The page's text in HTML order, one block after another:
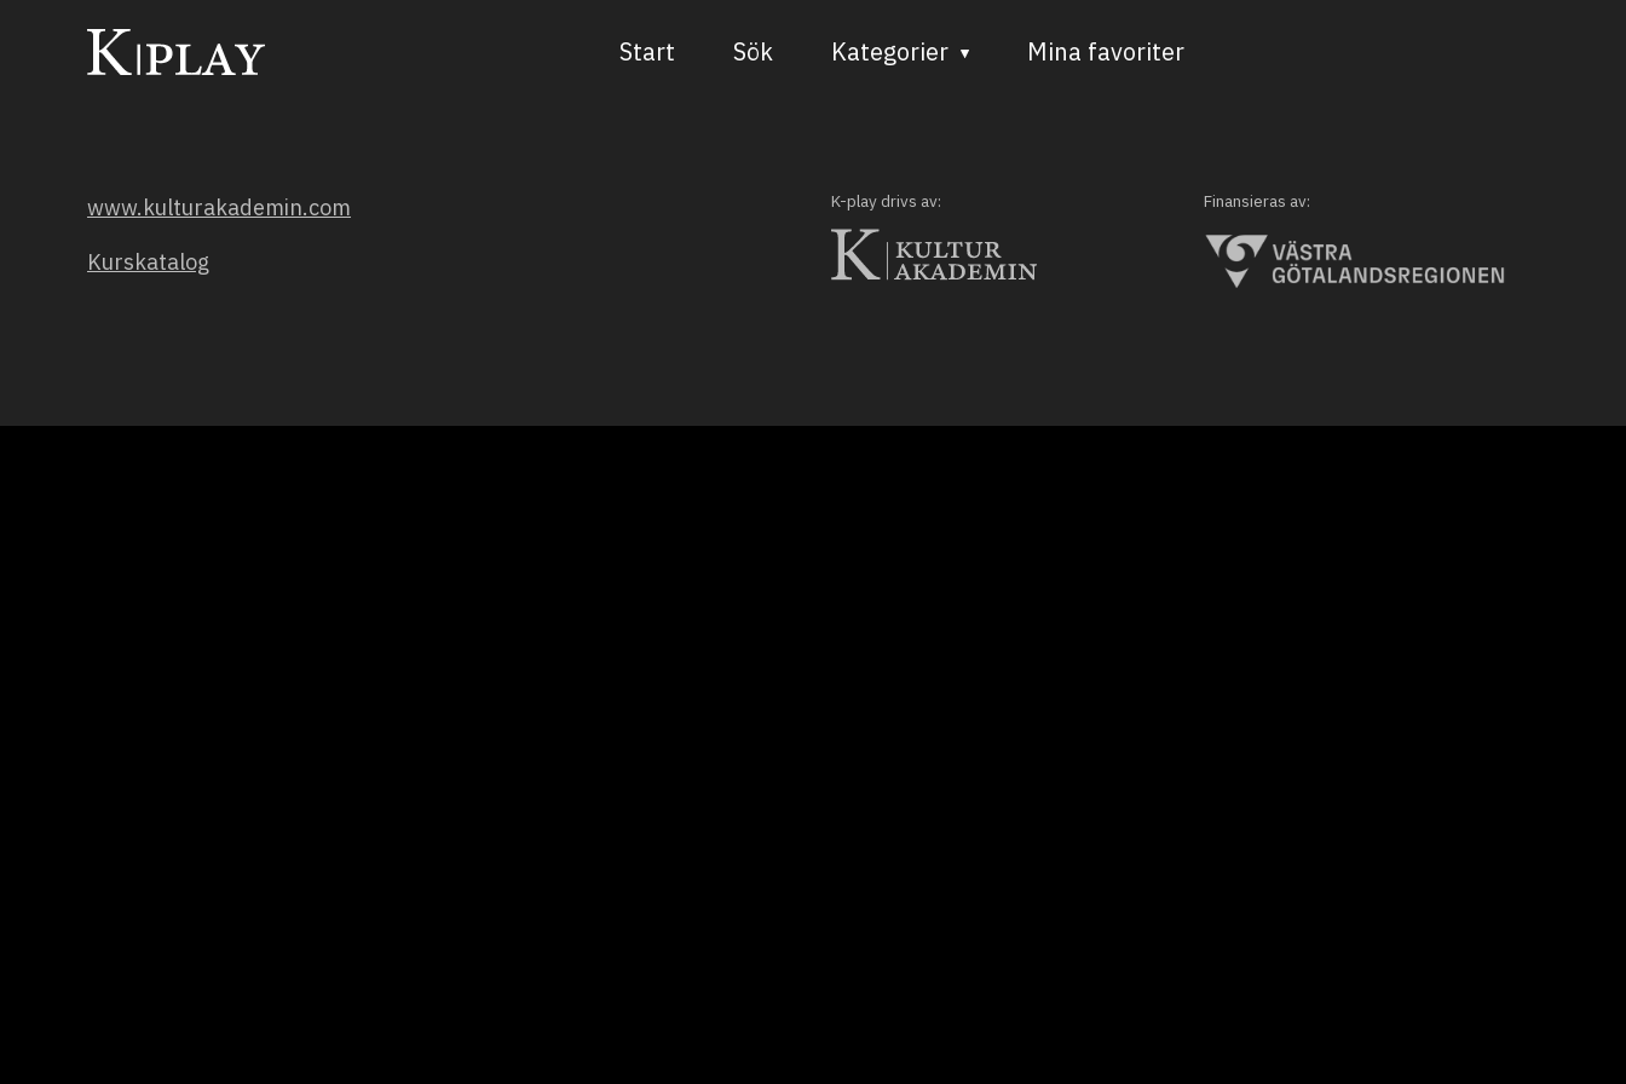
Start Sök Kategorier
Dans
Musik
Mina favoriter
www.kulturakademin.com
Kurskatalog
K-play drivs av: Finansieras av: